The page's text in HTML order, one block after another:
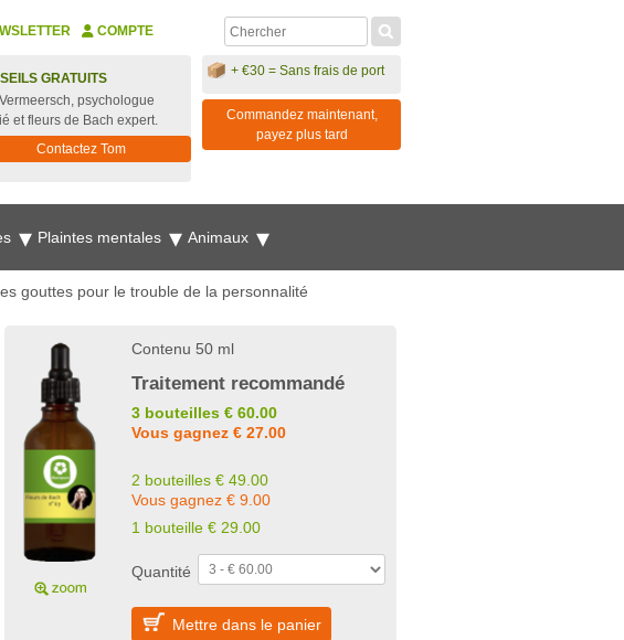
COMPTE
GRATUITS
psychologue
et fleurs de Bach expert.
Contactez Tom
+ €30 = Sans frais de port
Commandez maintenant,
payez plus tard
Plaintes mentales Animaux
gouttes pour le trouble de la personnalité
Contenu 50 ml
Traitement recommandé
3 bouteilles € 60.00
Vous gagnez € 27.00
2 bouteilles € 49.00
Vous gagnez € 9.00
1 bouteille € 29.00
Quantité
Mettre dans le panier